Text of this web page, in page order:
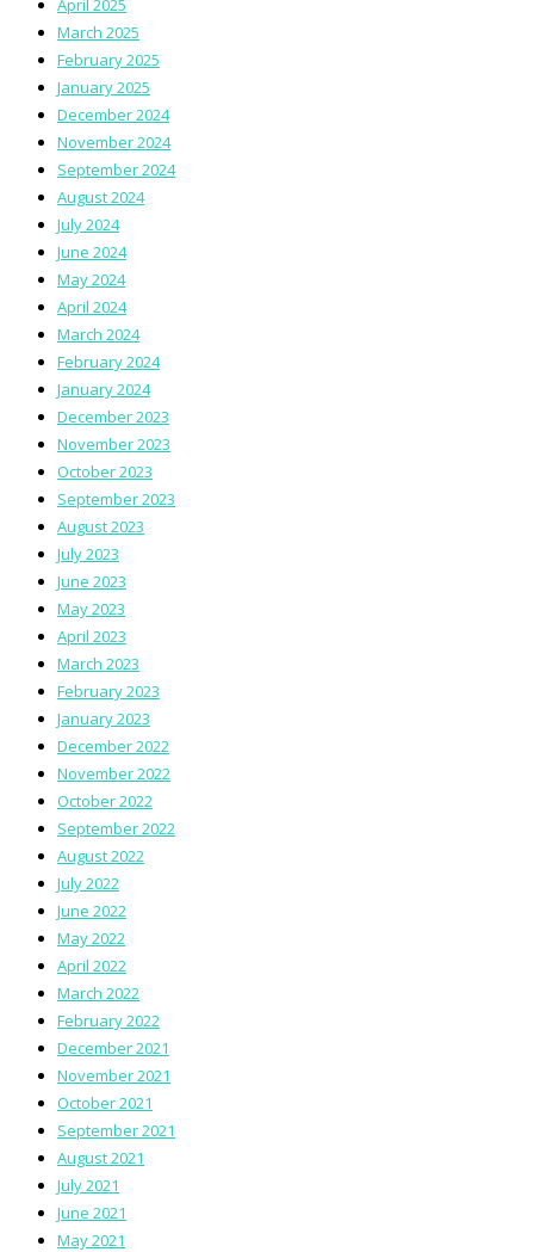
March 2025
February 2025
January 2025
December 2024
November 2024
September 2024
August 2024
July 2024
June 2024
May 2024
April 2024
March 2024
February 2024
January 2024
December 2023
November 2023
October 2023
September 2023
August 2023
July 2023
June 2023
May 2023
April 2023
March 2023
February 2023
January 2023
December 2022
November 2022
October 2022
September 2022
August 2022
July 2022
June 2022
May 2022
April 2022
March 2022
February 2022
December 2021
November 2021
October 2021
September 2021
August 2021
July 2021
June 2021
May 2021